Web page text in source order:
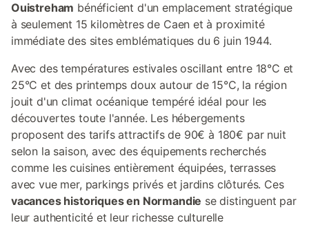
Ouistreham bénéficient d'un emplacement stratégique
à seulement 15 kilomètres de Caen et à proximité
immédiate des sites emblématiques du 6 juin 1944.
Avec des températures estivales oscillant entre 18°C et
25°C et des printemps doux autour de 15°C, la région
jouit d'un climat océanique tempéré idéal pour les
découvertes toute l'année. Les hébergements
proposent des tarifs attractifs de 90€ à 180€ par nuit
selon la saison, avec des équipements recherchés
comme les cuisines entièrement équipées, terrasses
avec vue mer, parkings privés et jardins clôturés. Ces
vacances historiques en Normandie se distinguent par
leur authenticité et leur richesse culturelle